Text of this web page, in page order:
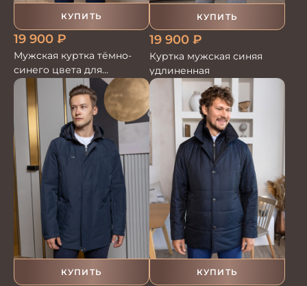
КУПИТЬ
19 900 ₽
Мужская куртка тёмно-
синего цвета для
стильных образов
КУПИТЬ
19 900 ₽
Куртка мужская синяя
удлиненная
КУПИТЬ КУПИТЬ